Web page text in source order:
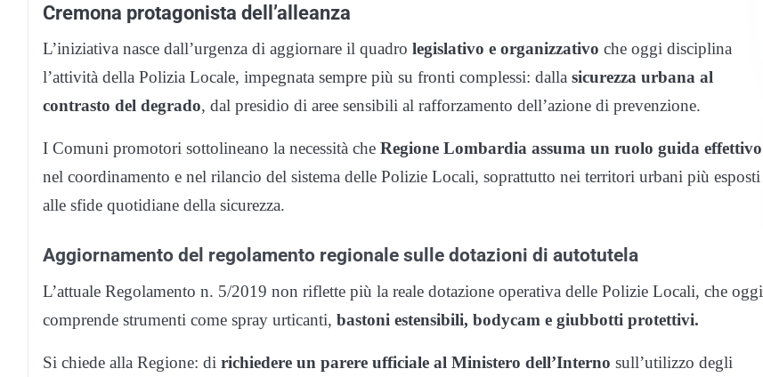
Cremona protagonista dell’alleanza
L’iniziativa nasce dall’urgenza di aggiornare il quadro legislativo e organizzativo che oggi disciplina
l’attività della Polizia Locale, impegnata sempre più su fronti complessi: dalla sicurezza urbana al
contrasto del degrado, dal presidio di aree sensibili al rafforzamento dell’azione di prevenzione.
I Comuni promotori sottolineano la necessità che Regione Lombardia assuma un ruolo guida effettivo
nel coordinamento e nel rilancio del sistema delle Polizie Locali, soprattutto nei territori urbani più esposti
alle sfide quotidiane della sicurezza.
Aggiornamento del regolamento regionale sulle dotazioni di autotutela
L’attuale Regolamento n. 5/2019 non riflette più la reale dotazione operativa delle Polizie Locali, che oggi
comprende strumenti come spray urticanti, bastoni estensibili, bodycam e giubbotti protettivi.
Si chiede alla Regione: di richiedere un parere ufficiale al Ministero dell’Interno sull’utilizzo degli